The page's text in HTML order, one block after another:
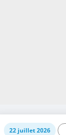
22 juillet 2026